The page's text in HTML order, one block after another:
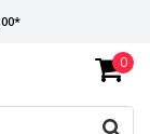
DAG VERZONDEN 0